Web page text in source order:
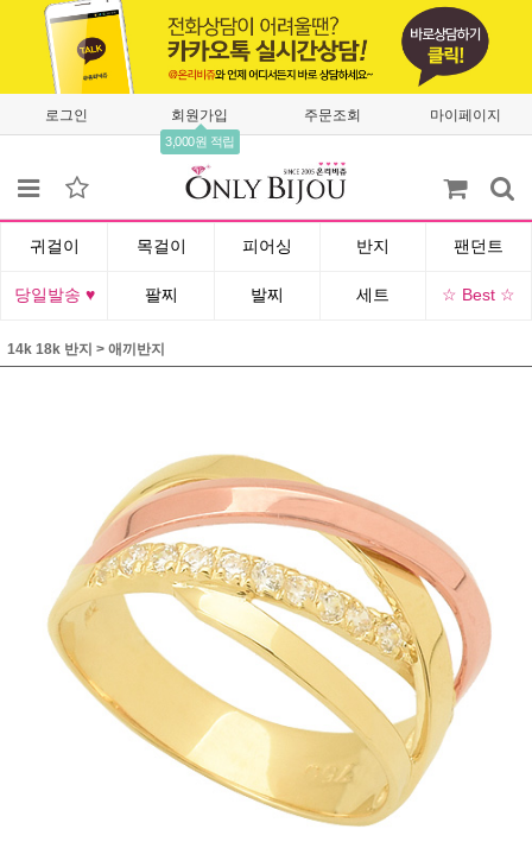
로그인 회원가입
3,000원 적립
주문조회 마이페이지
귀걸이 목걸이 피어싱 반지 팬던트
당일발송 ♥ 팔찌 발찌 세트 ☆ Best ☆
14k 18k 반지 > 애끼반지